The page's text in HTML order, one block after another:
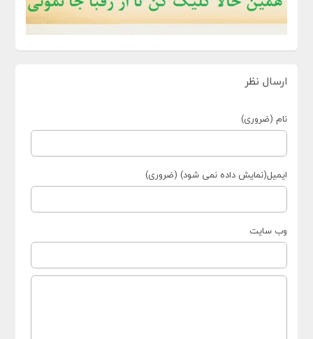
ارسال نظر
نام (ضروری)
ایمیل(نمایش داده نمی شود) (ضروری)
وب سایت